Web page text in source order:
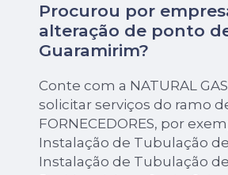
Procurou por
alteração de ponto
Guaramirim?
Conte com a NATURAL
solicitar serviços do ramo
FORNECEDORES, por
Instalação de Tubulação de
Instalação de Tubulação